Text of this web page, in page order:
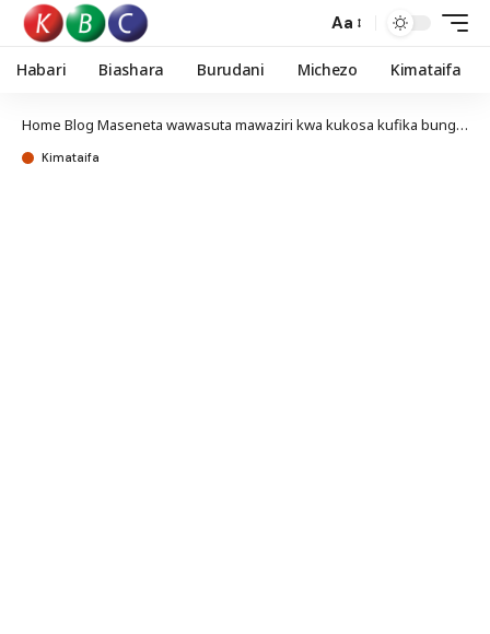
Aa
Habari Biashara Burudani Michezo Kimataifa
Home Blog Maseneta wawasuta mawaziri kwa kukosa kufika bungeni kujibu maswali
Kimataifa